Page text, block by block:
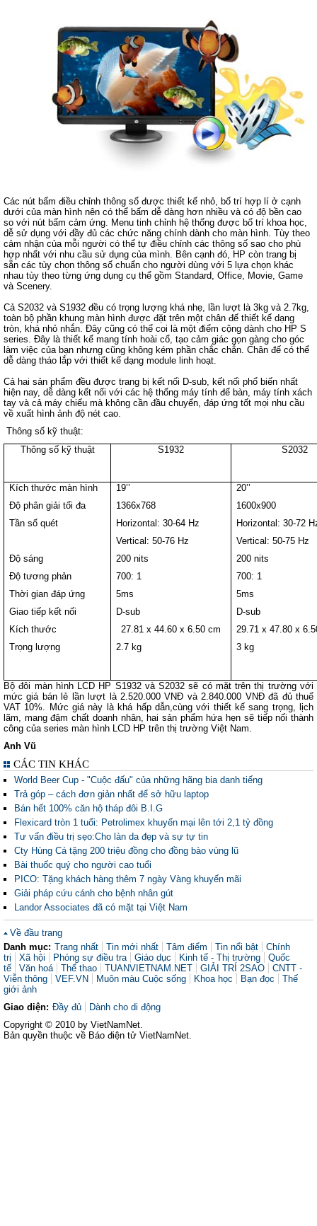
Các nút bấm điều chỉnh thông số được thiết kế nhỏ, bố trí hợp lí ở cạnh
dưới của màn hình nên có thể bấm dễ dàng hơn nhiều và có độ bền cao
so với nút bấm cảm ứng. Menu tinh chỉnh hệ thống được bố trí khoa học,
dễ sử dụng với đầy đủ các chức năng chính dành cho màn hình. Tùy theo
cảm nhận của mỗi người có thể tự điều chỉnh các thông số sao cho phù
hợp nhất với nhu cầu sử dụng của mình. Bên cạnh đó, HP còn trang bị
sẵn các tùy chọn thông số chuẩn cho người dùng với 5 lựa chọn khác
nhau tùy theo từng ứng dụng cụ thể gồm Standard, Office, Movie, Game
và Scenery.
Cả S2032 và S1932 đều có trọng lượng khá nhẹ, lần lượt là 3kg và 2.7kg,
toàn bộ phần khung màn hình được đặt trên một chân đế thiết kế dạng
tròn, khá nhỏ nhắn. Đây cũng có thể coi là một điểm cộng dành cho HP S
series. Đây là thiết kế mang tính hoài cổ, tạo cảm giác gọn gàng cho góc
làm việc của bạn nhưng cũng không kém phần chắc chắn. Chân đế có thể
dễ dàng tháo lắp với thiết kế dạng module linh hoạt.
Cả hai sản phẩm đều được trang bị kết nối D-sub, kết nối phổ biến nhất
hiện nay, dễ dàng kết nối với các hệ thống máy tính để bàn, máy tính xách
tay và cả máy chiếu mà không cần đầu chuyển, đáp ứng tốt mọi nhu cầu
về xuất hình ảnh độ nét cao.
Thông số kỹ thuật:
Thông số kỹ thuật
S1932 S2032
Kích thước màn hình
Độ phân giải tối đa
Tần số quét
Độ sáng
Độ tương phản
Thời gian đáp ứng
Giao tiếp kết nối
Kích thước
Trọng lượng
19’’
1366x768
Horizontal: 30-64 Hz
Vertical: 50-76 Hz
200 nits
700: 1
5ms
D-sub
27.81 x 44.60 x 6.50 cm
2.7 kg
20’’
1600x900
Horizontal: 30-72
Vertical: 50-75 Hz
200 nits
700: 1
5ms
D-sub
29.71 x 47.80 x
3 kg
Bộ đôi màn hình LCD HP S1932 và S2032 sẽ có mặt trên thị trường với
mức giá bán lẻ lần lượt là 2.520.000 VNĐ và 2.840.000 VNĐ đã đủ thuế
VAT 10%. Mức giá này là khá hấp dẫn,cùng với thiết kế sang trọng, lịch
lãm, mang đậm chất doanh nhân, hai sản phẩm hứa hẹn sẽ tiếp nối thành
công của series màn hình LCD HP trên thị trường Việt Nam.
Anh Vũ
CÁC TIN KHÁC
World Beer Cup - "Cuộc đấu" của những hãng bia danh tiếng
Trả góp – cách đơn giản nhất để sở hữu laptop
Bán hết 100% căn hộ tháp đôi B.I.G
Flexicard tròn 1 tuổi: Petrolimex khuyến mại lên tới 2,1 tỷ đồng
Tư vấn điều trị sẹo:Cho làn da đẹp và sự tự tin
Cty Hùng Cá tặng 200 triệu đồng cho đồng bào vùng lũ
Bài thuốc quý cho người cao tuổi
PICO: Tặng khách hàng thêm 7 ngày Vàng khuyến mãi
Giải pháp cứu cánh cho bệnh nhân gút
Landor Associates đã có mặt tại Việt Nam
Về đầu trang
Danh mục: Trang nhất Tin mới nhất Tâm điểm Tin nổi bật
Chính
trị
Xã hội Phóng sự điều tra Giáo dục Kinh tế - Thị trường
Quốc
tế
Văn hoá Thể thao TUANVIETNAM.NET GIẢI TRÍ 2SAO
CNTT -
Viễn thông
VEF.VN Muôn màu Cuộc sống Khoa học Bạn đọc
Thế
giới ảnh
Giao diện: Đầy đủ
Dành cho di động
Copyright © 2010 by VietNamNet.
Bản quyền thuộc về Báo điện tử VietNamNet.